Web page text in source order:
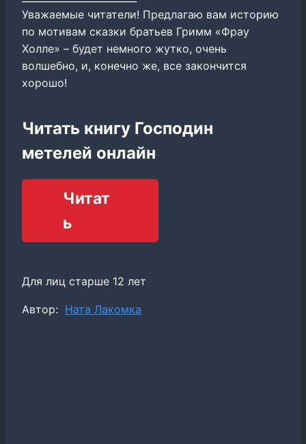
Уважаемые читатели! Предлагаю вам историю
по мотивам сказки братьев Гримм «Фрау
Холле» – будет немного жутко, очень
волшебно, и, конечно же, все закончится
хорошо!
Читать книгу Господин
метелей онлайн
Читат
ь
Для лиц старше 12 лет
Метки
Автор: Ната Лакомка